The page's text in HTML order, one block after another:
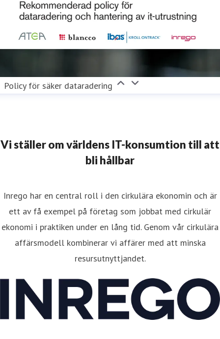
Policy för säker dataradering
Vi ställer om världens IT-konsumtion till att
bli hållbar
Inrego har en central roll i den cirkulära ekonomin och är
ett av få exempel på företag som jobbat med cirkulär
ekonomi i praktiken under en lång tid. Genom vår cirkulära
affärsmodell kombinerar vi affärer med att minska
resursutnyttjandet.